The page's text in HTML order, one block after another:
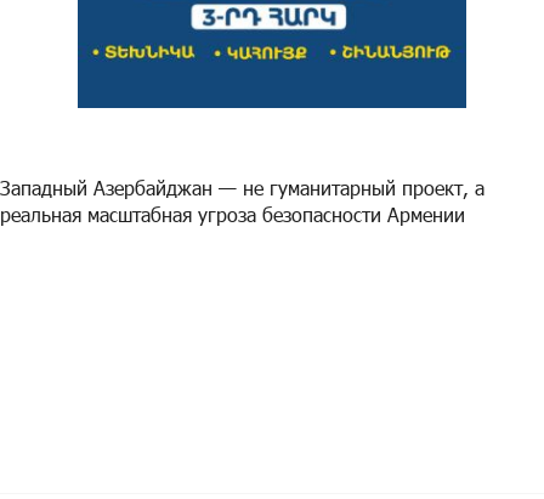
Западный Азербайджан — не гуманитарный проект, а
реальная масштабная угроза безопасности Армении